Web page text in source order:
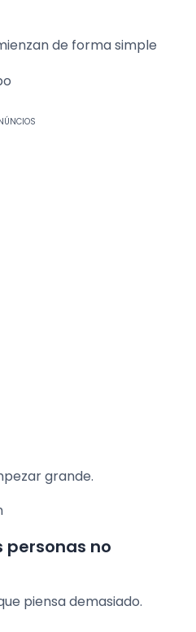
de forma simple
grande.
personas no
piensa demasiado.